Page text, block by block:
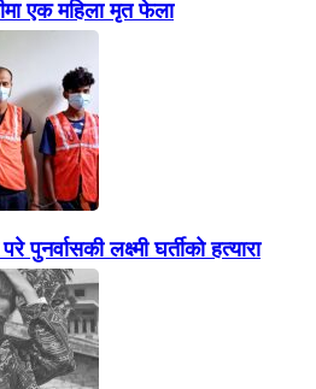
एक महिला मृत फेला
पुनर्वासकी लक्ष्मी घर्तीको हत्यारा